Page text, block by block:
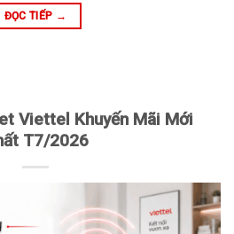
ĐỌC TIẾP →
Viettel Khuyến Mãi Mới
T7/2026